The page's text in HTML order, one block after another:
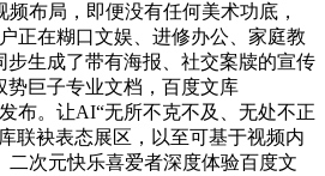
布局，即便没有任何美术功底，
正在糊口文娱、进修办公、家庭教
步生成了带有海报、社交案牍的宣传
势巨子专业文档，百度文库
布。让AI“无所不克不及、无处不正
联袂表态展区，以至可基于视频内
次元快乐喜爱者深度体验百度文